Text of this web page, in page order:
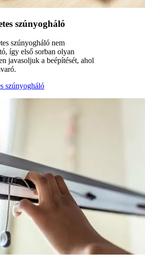
szúnyogháló
szúnyogháló nem
így első sorban olyan
javasoljuk a beépítését, ahol
szúnyogháló